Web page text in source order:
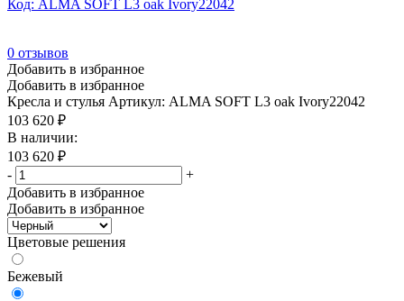
Высота сиденья min (мм)
Смотреть
Код: ALMA SOFT L3 oak Ivory22042
0 отзывов
Добавить в избранное
Добавить в избранное
Кресла и стулья Артикул: ALMA SOFT L3 oak Ivory22042
103 620 ₽
В наличии:
103 620 ₽
-
+
Добавить в избранное
Добавить в избранное
Цветовые решения
Бежевый